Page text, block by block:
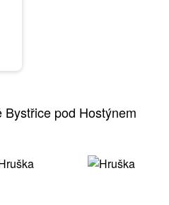
pod Hostýnem